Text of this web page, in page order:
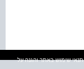
תנאי שימוש באתר והגנה על